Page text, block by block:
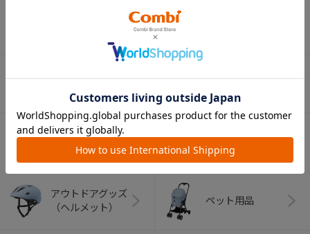
おはし・スプー
オーラルケア
（お口のケア）
アウトドアグッズ
（ヘルメット）
ペット用品